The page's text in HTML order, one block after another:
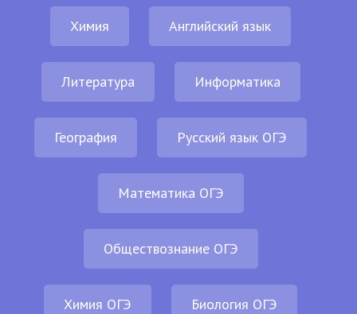
Химия Английский язык
Литература Информатика
География Русский язык ОГЭ
Математика ОГЭ
Обществознание ОГЭ
Химия ОГЭ Биология ОГЭ